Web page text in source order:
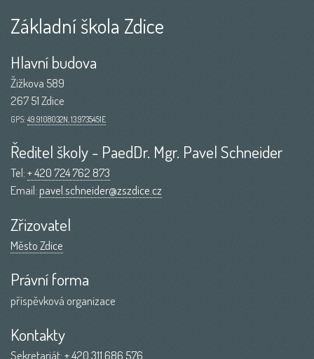
Základní škola Zdice
Hlavní budova
Žižkova 589
267 51 Zdice
GPS: 49.9108032N, 13.9735451E
Ředitel školy - PaedDr. Mgr. Pavel Schneider
Tel:+ 420 724 762 873
Email:pavel.schneider@zszdice.cz
Zřizovatel
Město Zdice
Právní forma
příspěvková organizace
Kontakty
Sekretariát:+ 420 311 686 576